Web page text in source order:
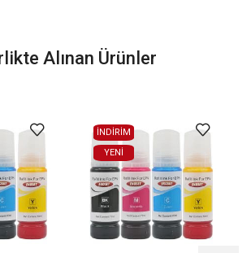
Alınan Ürünler
İNDİRİM
YENI